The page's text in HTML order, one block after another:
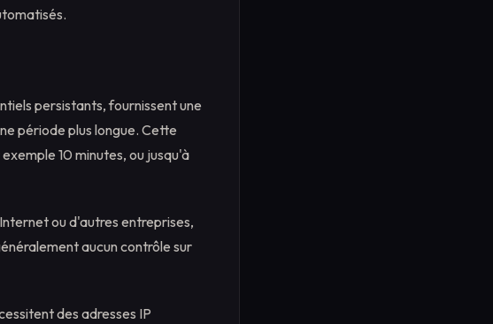
persistants, fournissent une
période plus longue. Cette
10 minutes, ou jusqu'à
ou d'autres entreprises,
aucun contrôle sur
des adresses IP